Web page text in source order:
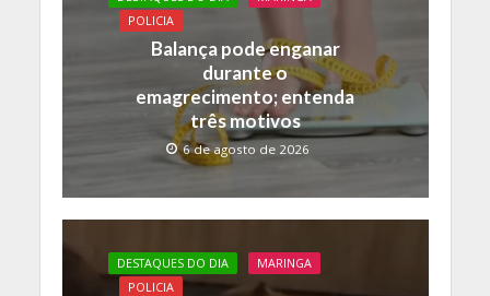
POLICIA
Balança pode enganar
durante o
emagrecimento; entenda
três motivos
6 de agosto de 2026
DESTAQUES DO DIA
MARINGA
POLICIA